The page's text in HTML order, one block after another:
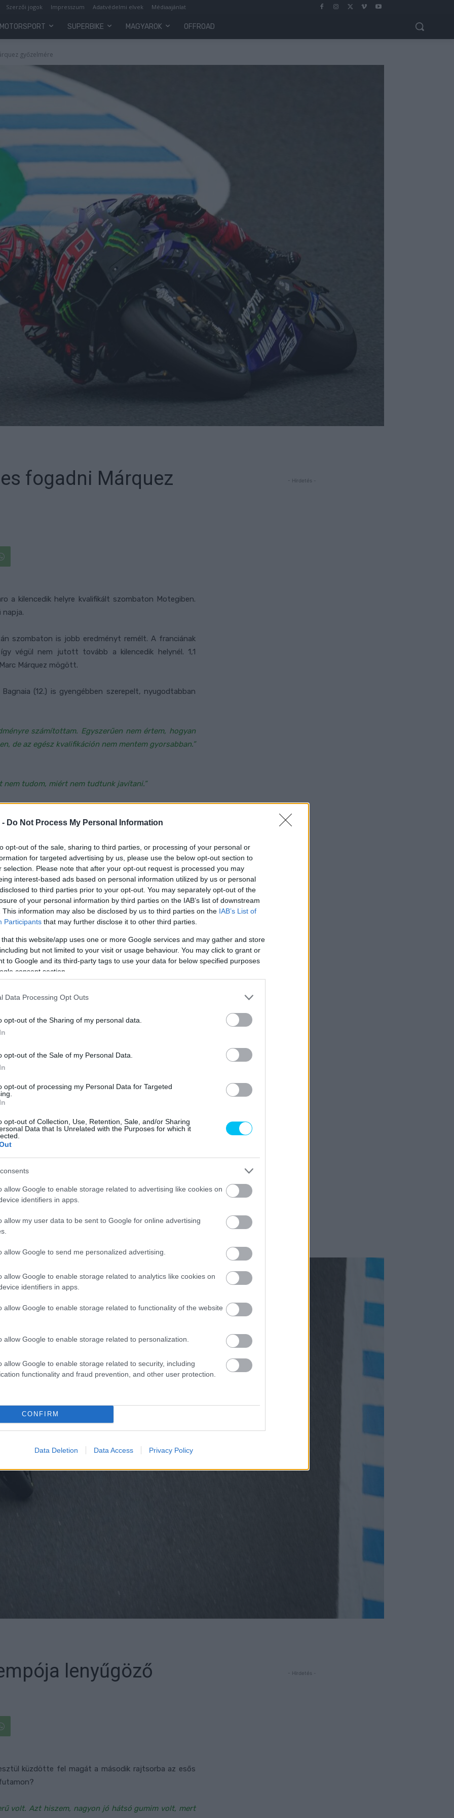
- Do Not Process My Personal Information
opt-out of the sale, sharing to third parties, or processing of your personal or
for targeted advertising by us, please use the below opt-out section to
selection. Please note that after your opt-out request is processed you may
interest-based ads based on personal information utilized by us or personal
to third parties prior to your opt-out. You may separately opt-out of the
of your personal information by third parties on the IAB’s list of downstream
This information may also be disclosed by us to third parties on the IAB’s List of
Participants that may further disclose it to other third parties.
that this website/app uses one or more Google services and may gather and store
but not limited to your visit or usage behaviour. You may click to grant or
to Google and its third-party tags to use your data for below specified purposes
consent section.
Data Processing Opt Outs
opt-out of the Sharing of my personal data.
opt-out of the Sale of my Personal Data.
opt-out of processing my Personal Data for Targeted
opt-out of Collection, Use, Retention, Sale, and/or Sharing
Data that Is Unrelated with the Purposes for which it
allow Google to enable storage related to advertising like cookies on
identifiers in apps.
allow my user data to be sent to Google for online advertising
allow Google to send me personalized advertising.
allow Google to enable storage related to analytics like cookies on
identifiers in apps.
allow Google to enable storage related to functionality of the website
allow Google to enable storage related to personalization.
allow Google to enable storage related to security, including
functionality and fraud prevention, and other user protection.
CONFIRM
Data Deletion Data Access Privacy Policy
Szerzői jogok Impresszum Adatvédelmi elvek Médiaajánlat
MOTORSPORT SUPERBIKE MAGYAROK OFFROAD
győzelmére
fogadni Márquez
a kilencedik helyre kvalifikált szombaton Motegiben.
napja.
szombaton is jobb eredményt remélt. A franciának
végül nem jutott tovább a kilencedik helynél. 1,1
Márquez mögött.
(12.) is gyengébben szerepelt, nyugodtabban
számítottam. Egyszerűen nem értem, hogyan
de az egész kvalifikáción nem mentem gyorsabban.”
nem tudom, miért nem tudtunk javítani.”
Márquez idejéhez képest. Ez sok, de ha
akkor rendben van. Nagyon nehéz
való gumiválasztást illetően. Mindkét keverék jól
hogy a bemelegítésen melyikkel megyünk,
hogy ki választja a lágy, és ki a közepes
egy kérdőjel, nem lesz könnyű dolgunk.”
előnyös rajtpozícióból indul. Kedvező lehet ez a
az előzésre, mint nekünk. Ettől félek. Nem tudom,
után van. Csak a 7. kanyart látom lehetségesnek.
hogy jó versenyünk lehet.”
teljesítményéről?
hátsó gumit használja. Nagyon egyenletes és gyors
és a pole pozícióból indul. Szerintem érdemes
Márquez Motegi Pecco Bagnaia
Barcelona: Újabb Aegerter győzelem, Sebestyén
- Hirdetés -